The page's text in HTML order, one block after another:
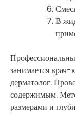
В
занимается врач-
дерматолог.
содержимым.
размерами и